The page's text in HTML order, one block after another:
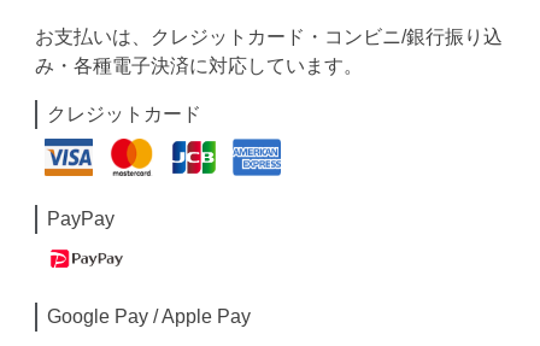
お支払いは、クレジットカード・コンビニ/銀行振り込
み・各種電子決済に対応しています。
クレジットカード
PayPay
Google Pay / Apple Pay